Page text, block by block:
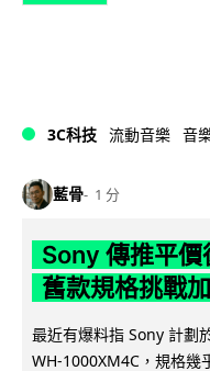
3C科技 流動音樂 音
藍骨 1 分
Sony 傳推平
舊款規格挑戰
最近有爆料指 Sony 計劃
WH-1000XM4C，規格幾